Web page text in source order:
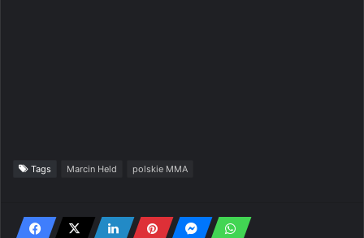
Tags Marcin Held polskie MMA